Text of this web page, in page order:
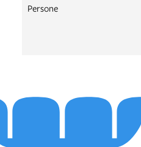
Persone